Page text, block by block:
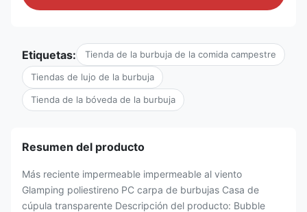
Etiquetas: Tienda de la burbuja de la comida campestre
Tiendas de lujo de la burbuja
Tienda de la bóveda de la burbuja
Resumen del producto
Más reciente impermeable impermeable al viento
Glamping poliestireno PC carpa de burbujas Casa de
cúpula transparente Descripción del producto: Bubble